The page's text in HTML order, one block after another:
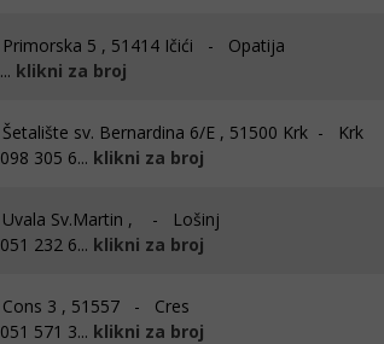
Primorska 5 , 51414 Ičići - Opatija
... klikni za broj
Šetalište sv. Bernardina 6/E , 51500 Krk - Krk
098 305 6... klikni za broj
Uvala Sv.Martin , - Lošinj
051 232 6... klikni za broj
Cons 3 , 51557 - Cres
051 571 3... klikni za broj